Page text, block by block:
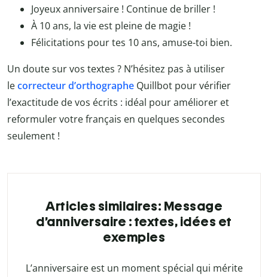
Joyeux anniversaire ! Continue de briller !
À 10 ans, la vie est pleine de magie !
Félicitations pour tes 10 ans, amuse-toi bien.
Un doute sur vos textes ? N’hésitez pas à utiliser
lecorrecteur d’orthographe Quillbot pour vérifier
l’exactitude de vos écrits : idéal pour améliorer et
reformuler votre français en quelques secondes
seulement !
Articles similaires: Message
d’anniversaire : textes, idées et
exemples
L’anniversaire est un moment spécial qui mérite